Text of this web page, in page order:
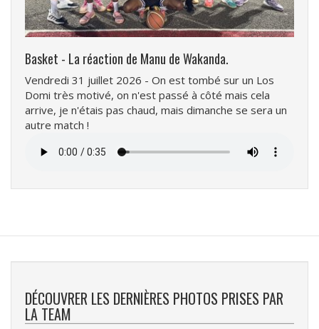
Basket - La réaction de Manu de Wakanda.
Vendredi 31 juillet 2026 - On est tombé sur un Los
Domi très motivé, on n'est passé à côté mais cela
arrive, je n'étais pas chaud, mais dimanche se sera un
autre match !
audio
DÉCOUVRER LES DERNIÈRES PHOTOS PRISES PAR
LA TEAM